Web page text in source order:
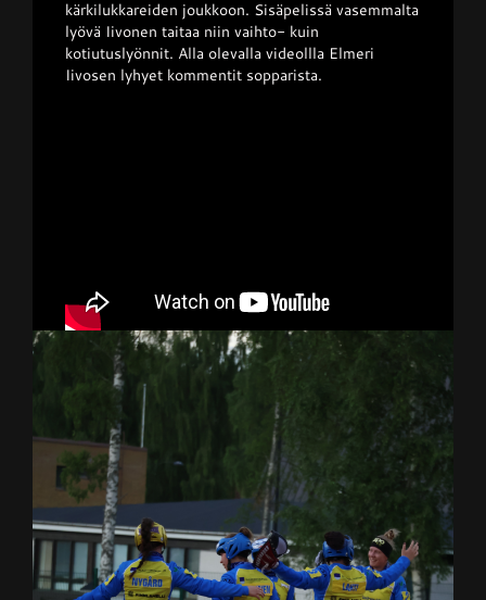
kärkilukkareiden joukkoon. Sisäpelissä vasemmalta
lyövä Iivonen taitaa niin vaihto- kuin
kotiutuslyönnit. Alla olevalla videollla Elmeri
Iivosen lyhyet kommentit sopparista.